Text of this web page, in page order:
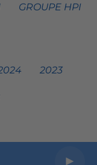
GROUPE HPI
2023